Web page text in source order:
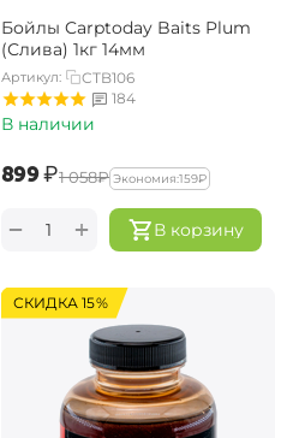
Бойлы Carptoday Baits Plum
(Слива) 1кг 14мм
Артикул:
CTB106
184
В наличии
‍899‍₽‍1 058‍₽ Экономия:‍159‍₽
В корзину
+
−
СКИДКА 15%